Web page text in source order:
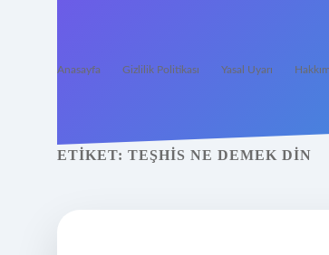
Anasayfa Gizlilik Politikası Yasal Uyarı
ETIKET: TEŞHIS NE DEMEK DIN